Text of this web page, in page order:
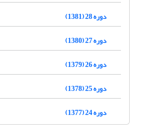
دوره 28 (1381)
دوره 27 (1380)
دوره 26 (1379)
دوره 25 (1378)
دوره 24 (1377)